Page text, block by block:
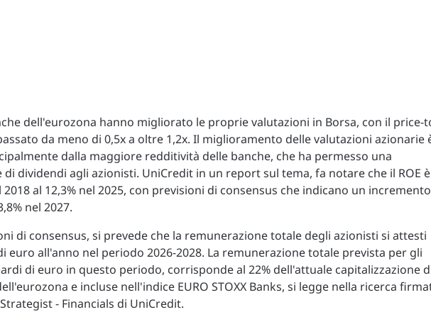
dell'eurozona hanno migliorato le proprie valutazioni in Borsa, con il price-
da meno di 0,5x a oltre 1,2x. Il miglioramento delle valutazioni azionarie
dalla maggiore redditività delle banche, che ha permesso una
dividendi agli azionisti. UniCredit in un report sul tema, fa notare che il ROE è
al 12,3% nel 2025, con previsioni di consensus che indicano un incremento
nel 2027.
di consensus, si prevede che la remunerazione totale degli azionisti si attesti
euro all'anno nel periodo 2026-2028. La remunerazione totale prevista per gli
di euro in questo periodo, corrisponde al 22% dell'attuale capitalizzazione
e incluse nell'indice EURO STOXX Banks, si legge nella ricerca
- Financials di UniCredit.